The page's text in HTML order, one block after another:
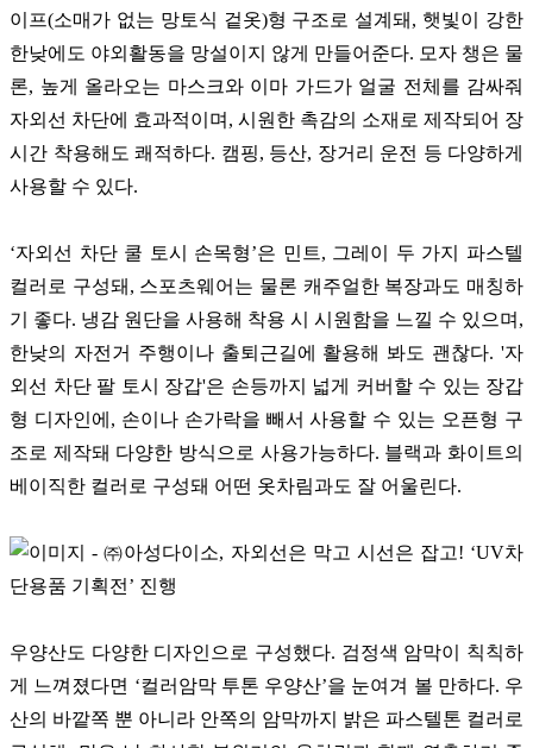
이프(소매가 없는 망토식 겉옷)형 구조로 설계돼 , 햇빛이 강한
한낮에도 야외활동을 망설이지 않게 만들어준다. 모자 챙은 물
론, 높게 올라오는 마스크와 이마 가드가 얼굴 전체를 감싸줘
자외선 차단에 효과적이며 , 시원한 촉감의 소재로 제작되어 장
시간 착용해도 쾌적하다. 캠핑, 등산, 장거리 운전 등 다양하게
사용할 수 있다.
‘자외선 차단 쿨 토시 손목형’은 민트, 그레이 두 가지 파스텔
컬러로 구성돼 , 스포츠웨어는 물론 캐주얼한 복장과도 매칭하
기 좋다. 냉감 원단을 사용해 착용 시 시원함을 느낄 수 있으며 ,
한낮의 자전거 주행이나 출퇴근길에 활용해 봐도 괜찮다. '자
외선 차단 팔 토시 장갑'은 손등까지 넓게 커버할 수 있는 장갑
형 디자인에 , 손이나 손가락을 빼서 사용할 수 있는 오픈형 구
조로 제작돼 다양한 방식으로 사용가능하다. 블랙과 화이트의
베이직한 컬러로 구성돼 어떤 옷차림과도 잘 어울린다.
우양산도 다양한 디자인으로 구성했다. 검정색 암막이 칙칙하
게 느껴졌다면 ‘컬러암막 투톤 우양산’을 눈여겨 볼 만하다. 우
산의 바깥쪽 뿐 아니라 안쪽의 암막까지 밝은 파스텔톤 컬러로